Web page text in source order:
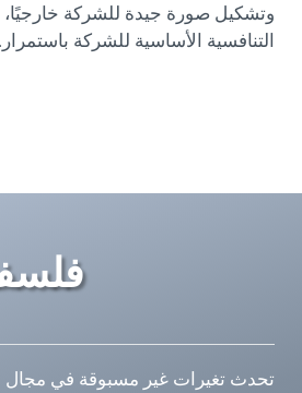
وتشكيل صورة جيدة للشركة خارجيًا،
التنافسية الأساسية للشركة باستمرار.
تحدث تغيرات غير مسبوقة في مجال